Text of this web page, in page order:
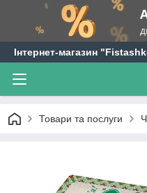
Інтернет-магазин
Товари та послуги